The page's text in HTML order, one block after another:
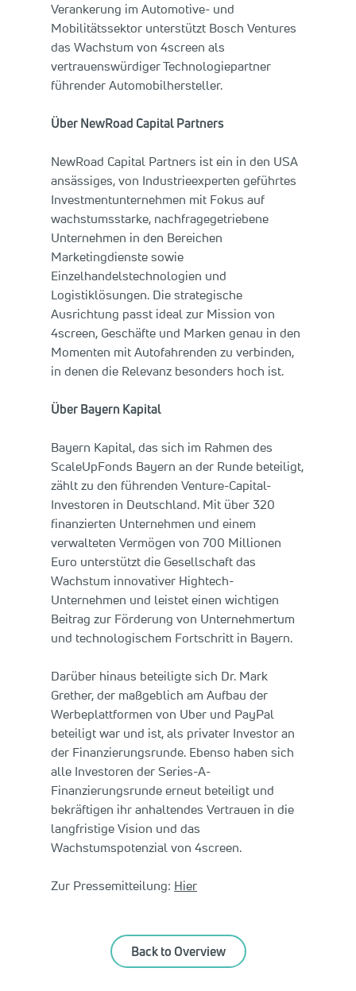
Verankerung im Automotive- und
Mobilitätssektor unterstützt Bosch Ventures
das Wachstum von 4screen als
vertrauenswürdiger Technologiepartner
führender Automobilhersteller.
Über NewRoad Capital Partners
NewRoad Capital Partners ist ein in den USA
ansässiges, von Industrieexperten geführtes
Investmentunternehmen mit Fokus auf
wachstumsstarke, nachfragegetriebene
Unternehmen in den Bereichen
Marketingdienste sowie
Einzelhandelstechnologien und
Logistiklösungen. Die strategische
Ausrichtung passt ideal zur Mission von
4screen, Geschäfte und Marken genau in den
Momenten mit Autofahrenden zu verbinden,
in denen die Relevanz besonders hoch ist.
Über Bayern Kapital
Bayern Kapital, das sich im Rahmen des
ScaleUpFonds Bayern an der Runde beteiligt,
zählt zu den führenden Venture-Capital-
Investoren in Deutschland. Mit über 320
finanzierten Unternehmen und einem
verwalteten Vermögen von 700 Millionen
Euro unterstützt die Gesellschaft das
Wachstum innovativer Hightech-
Unternehmen und leistet einen wichtigen
Beitrag zur Förderung von Unternehmertum
und technologischem Fortschritt in Bayern.
Darüber hinaus beteiligte sich Dr. Mark
Grether, der maßgeblich am Aufbau der
Werbeplattformen von Uber und PayPal
beteiligt war und ist, als privater Investor an
der Finanzierungsrunde. Ebenso haben sich
alle Investoren der Series-A-
Finanzierungsrunde erneut beteiligt und
bekräftigen ihr anhaltendes Vertrauen in die
langfristige Vision und das
Wachstumspotenzial von 4screen.
Zur Pressemitteilung: Hier
Back to Overview